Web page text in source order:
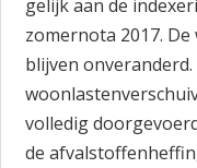
gelijk aan de
zomernota 2017.
blijven onveranderd.
volledig
de